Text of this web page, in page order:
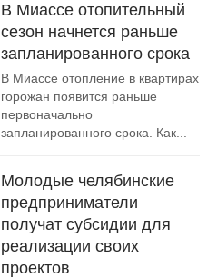
В Миассе отопительный
сезон начнется раньше
запланированного срока
В Миассе отопление в квартирах
горожан появится раньше
первоначально
запланированного срока. Как...
Молодые челябинские
предприниматели
получат субсидии для
реализации своих
проектов